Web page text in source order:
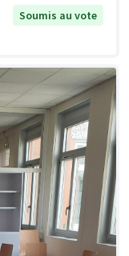
Soumis au vote